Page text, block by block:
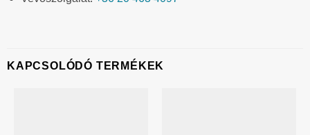
KAPCSOLÓDÓ TERMÉKEK